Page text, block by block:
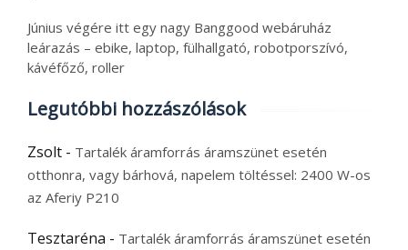
Június végére itt egy nagy Banggood webáruház
leárazás – ebike, laptop, fülhallgató, robotporszívó,
kávéfőző, roller
Legutóbbi hozzászólások
Zsolt - Tartalék áramforrás áramszünet esetén
otthonra, vagy bárhová, napelem töltéssel: 2400 W-os
az Aferiy P210
Tesztaréna - Tartalék áramforrás áramszünet esetén